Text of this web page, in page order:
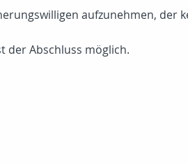
aufzunehmen, der
der Abschluss möglich.